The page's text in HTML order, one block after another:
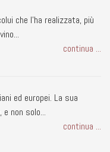
che l'ha realizzata, più
continua ...
ed europei. La sua
non solo...
continua ...